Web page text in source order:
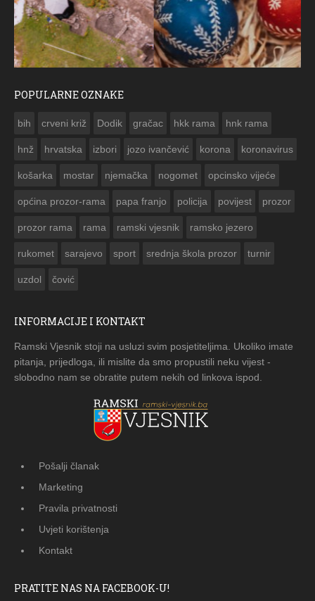
POPULARNE OZNAKE
bih crveni križ Dodik gračac hkk rama hnk rama
hnž hrvatska izbori jozo ivančević korona koronavirus
košarka mostar njemačka nogomet opcinsko vijeće
općina prozor-rama papa franjo policija povijest prozor
prozor rama rama ramski vjesnik ramsko jezero
rukomet sarajevo sport srednja škola prozor turnir
uzdol čović
INFORMACIJE I KONTAKT
Ramski Vjesnik stoji na usluzi svim posjetiteljima. Ukoliko imate
pitanja, prijedloga, ili mislite da smo propustili neku vijest -
slobodno nam se obratite putem nekih od linkova ispod.
Pošalji članak
Marketing
Pravila privatnosti
Uvjeti korištenja
Kontakt
PRATITE NAS NA FACEBOOK-U!